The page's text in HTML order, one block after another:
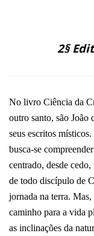
2§ Edith
No livro Ciência da
outro santo, são João
seus escritos
busca-se
centrado, desde
de todo discípulo de
jornada na terra.
caminho para a vida
as inclinações da